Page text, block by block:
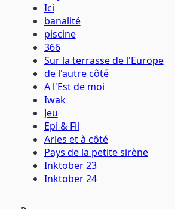
Ici
banalité
piscine
366
Sur la terrasse de l'Europe
de l'autre côté
A l'Est de moi
Iwak
Jeu
Epi & Fil
Arles et à côté
Pays de la petite sirène
Inktober 23
Inktober 24